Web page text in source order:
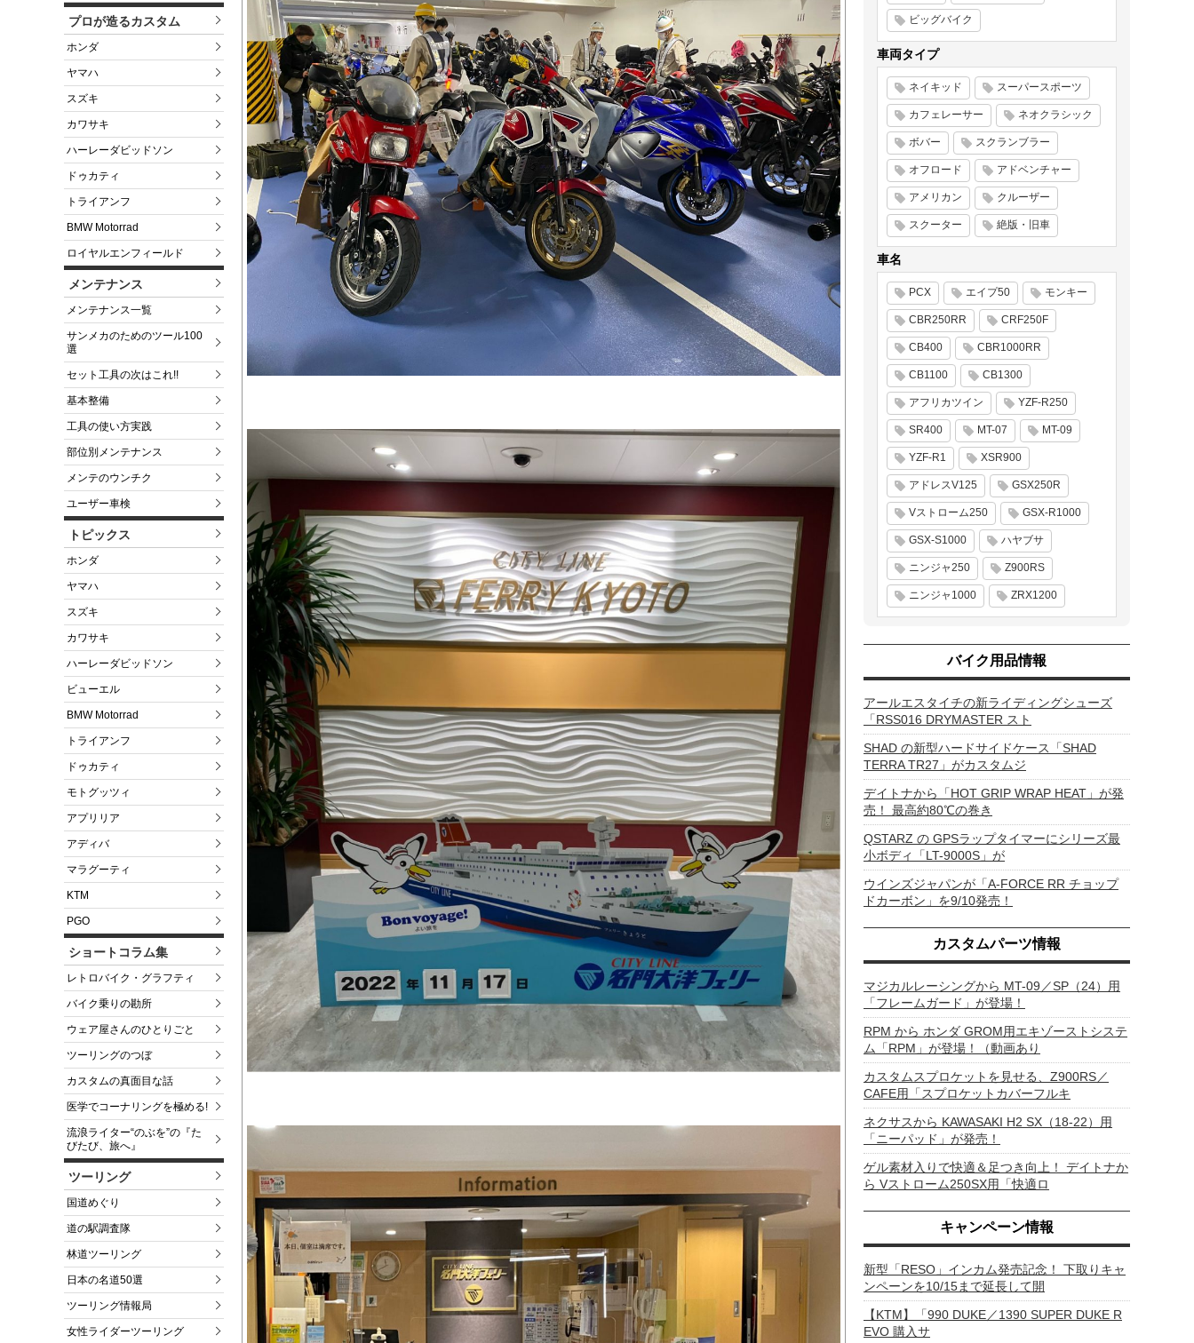
プロが造るカスタム
ホンダ
ヤマハ
スズキ
カワサキ
ハーレーダビッドソン
ドゥカティ
トライアンフ
BMW Motorrad
ロイヤルエンフィールド
メンテナンス
メンテナンス一覧
サンメカのためのツール100
選
セット工具の次はこれ!!
基本整備
工具の使い方実践
部位別メンテナンス
メンテのウンチク
ユーザー車検
トピックス
ホンダ
ヤマハ
スズキ
カワサキ
ハーレーダビッドソン
ビューエル
BMW Motorrad
トライアンフ
ドゥカティ
モトグッツィ
アプリリア
アディバ
マラグーティ
KTM
PGO
ショートコラム集
レトロバイク・グラフティ
バイク乗りの勘所
ウェア屋さんのひとりごと
ツーリングのつぼ
カスタムの真面目な話
医学でコーナリングを極める!
流浪ライター“のぶを”の『た
びたび、旅へ』
ツーリング
国道めぐり
道の駅調査隊
林道ツーリング
日本の名道50選
ツーリング情報局
女性ライダーツーリング
ビッグバイク
車両タイプ
ネイキッド スーパースポーツ
カフェレーサー ネオクラシック
ボバー スクランブラー
オフロード アドベンチャー
アメリカン クルーザー
スクーター 絶版・旧車
車名
PCX エイプ50 モンキー
CBR250RR CRF250F
CB400 CBR1000RR
CB1100 CB1300
アフリカツイン YZF-R250
SR400 MT-07 MT-09
YZF-R1 XSR900
アドレスV125 GSX250R
Vストローム250 GSX-R1000
GSX-S1000 ハヤブサ
ニンジャ250 Z900RS
ニンジャ1000 ZRX1200
バイク用品情報
アールエスタイチの新ライディングシューズ
「RSS016 DRYMASTER スト
SHAD の新型ハードサイドケース「SHAD
TERRA TR27」がカスタムジ
デイトナから「HOT GRIP WRAP HEAT」が発
売！ 最高約80℃の巻き
QSTARZ の GPSラップタイマーにシリーズ最
小ボディ「LT-9000S」が
ウインズジャパンが「A-FORCE RR チョップ
ドカーボン」を9/10発売！
カスタムパーツ情報
マジカルレーシングから MT-09／SP（24）用
「フレームガード」が登場！
RPM から ホンダ GROM用エキゾーストシステ
ム「RPM」が登場！（動画あり
カスタムスプロケットを見せる、Z900RS／
CAFE用「スプロケットカバーフルキ
ネクサスから KAWASAKI H2 SX（18-22）用
「ニーパッド」が発売！
ゲル素材入りで快適＆足つき向上！ デイトナか
ら Vストローム250SX用「快適ロ
キャンペーン情報
新型「RESO」インカム発売記念！ 下取りキャ
ンペーンを10/15まで延長して開
【KTM】「990 DUKE／1390 SUPER DUKE R
EVO 購入サ